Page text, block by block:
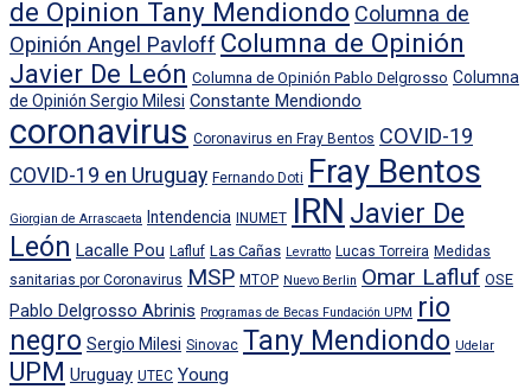
de Opinion Tany Mendiondo Columna de
Opinión Angel Pavloff Columna de Opinión
Javier De León Columna de Opinión Pablo Delgrosso Columna
de Opinión Sergio Milesi Constante Mendiondo
coronavirus Coronavirus en Fray Bentos COVID-19
COVID-19 en Uruguay Fernando Doti Fray Bentos
Giorgian de Arrascaeta Intendencia INUMET IRN Javier De
León Lacalle Pou Lafluf Las Cañas Levratto Lucas Torreira Medidas
sanitarias por Coronavirus MSP MTOP Nuevo Berlin Omar Lafluf OSE
Pablo Delgrosso Abrinis Programas de Becas Fundación UPM
rio
negro Sergio Milesi Sinovac Tany Mendiondo Udelar
UPM Uruguay UTEC Young